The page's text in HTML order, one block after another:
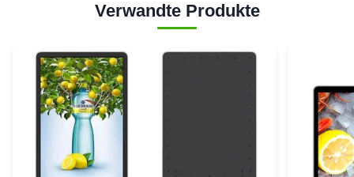
Verwandte Produkte